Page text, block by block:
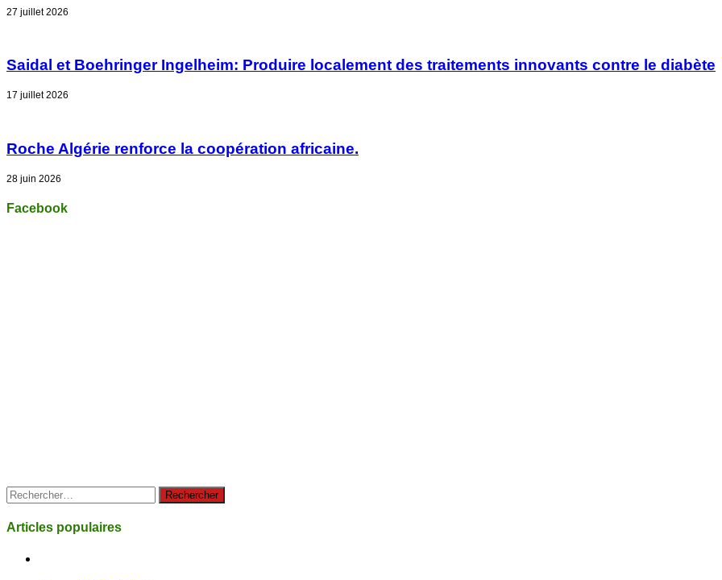
27 juillet 2026
Saidal et Boehringer Ingelheim: Produire localement des traitements innovants contre le diabète
17 juillet 2026
Roche Algérie renforce la coopération africaine.
28 juin 2026
Facebook
Rechercher :
Articles populaires